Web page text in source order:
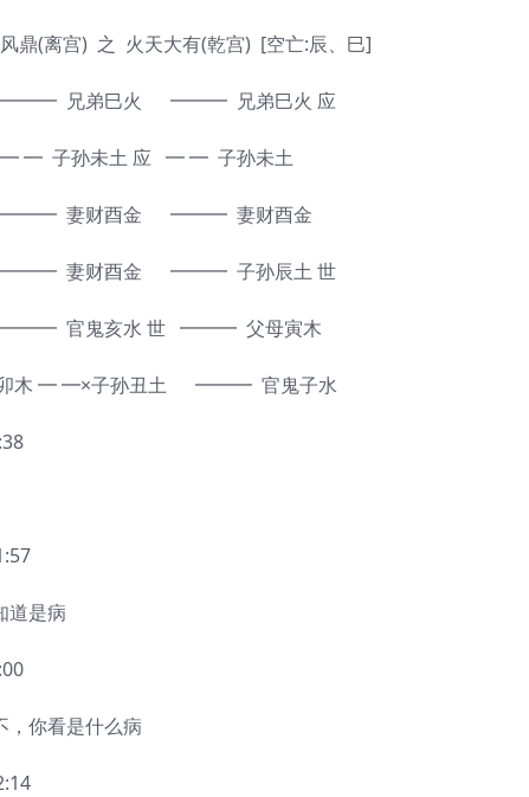
鼎(离宫) 之 火天大有(乾宫) [空亡:辰、巳]
兄弟巳火 ━━━ 兄弟巳火 应
子孙未土 应 ━ ━ 子孙未土
妻财酉金 ━━━ 妻财酉金
妻财酉金 ━━━ 子孙辰土 世
官鬼亥水 世 ━━━ 父母寅木
卯木 ━ ━×子孙丑土 ━━━ 官鬼子水
道是病
，你看是什么病